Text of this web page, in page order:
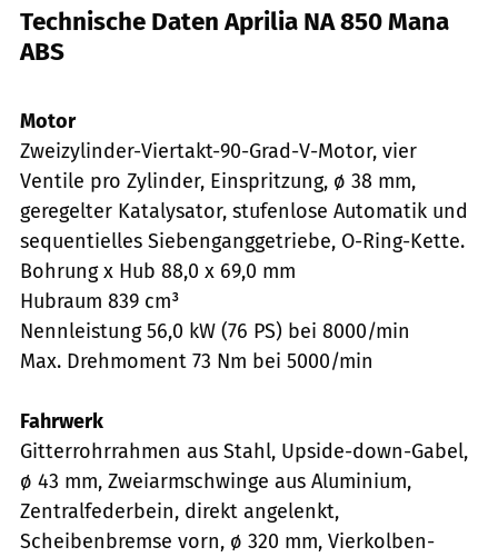
Technische Daten Aprilia NA 850 Mana
ABS
Motor
Zweizylinder-Viertakt-90-Grad-V-Motor, vier
Ventile pro Zylinder, Einspritzung, ø 38 mm,
geregelter Katalysator, stufenlose Automatik und
sequentielles Siebenganggetriebe, O-Ring-Kette.
Bohrung x Hub 88,0 x 69,0 mm
Hubraum 839 cm³
Nennleistung 56,0 kW (76 PS) bei 8000/min
Max. Drehmoment 73 Nm bei 5000/min
Fahrwerk
Gitterrohrrahmen aus Stahl, Upside-down-Gabel,
ø 43 mm, Zweiarmschwinge aus Aluminium,
Zentralfederbein, direkt angelenkt,
Scheibenbremse vorn, ø 320 mm, Vierkolben-